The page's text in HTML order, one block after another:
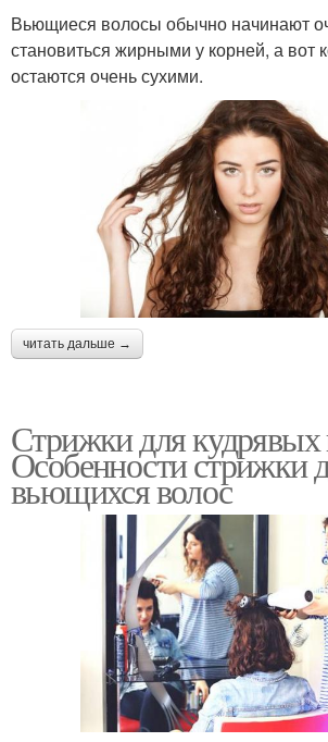
Вьющиеся волосы обычно начинают
становиться жирными у корней, а вот
остаются очень сухими.
читать дальше →
Стрижки для кудрявых
Особенности стрижки
вьющихся волос